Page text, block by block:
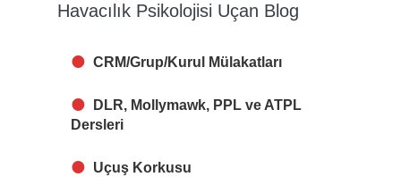
Havacılık Psikolojisi Uçan Blog
CRM/Grup/Kurul Mülakatları
DLR, Mollymawk, PPL ve ATPL
Dersleri
Uçuş Korkusu